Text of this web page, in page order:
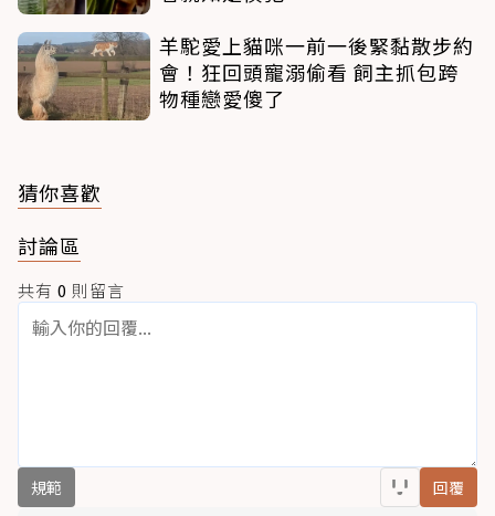
羊駝愛上貓咪一前一後緊黏散步約
會！狂回頭寵溺偷看 飼主抓包跨
物種戀愛傻了
猜你喜歡
討論區
共有 0 則留言
規範 回覆